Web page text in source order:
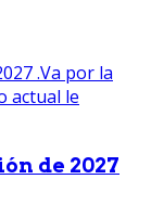
de 2027